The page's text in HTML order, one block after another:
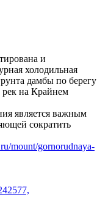
и
холодильная
дамбы по берегу
рек на Крайнем
является важным
сократить
mount/gornorudnaya-